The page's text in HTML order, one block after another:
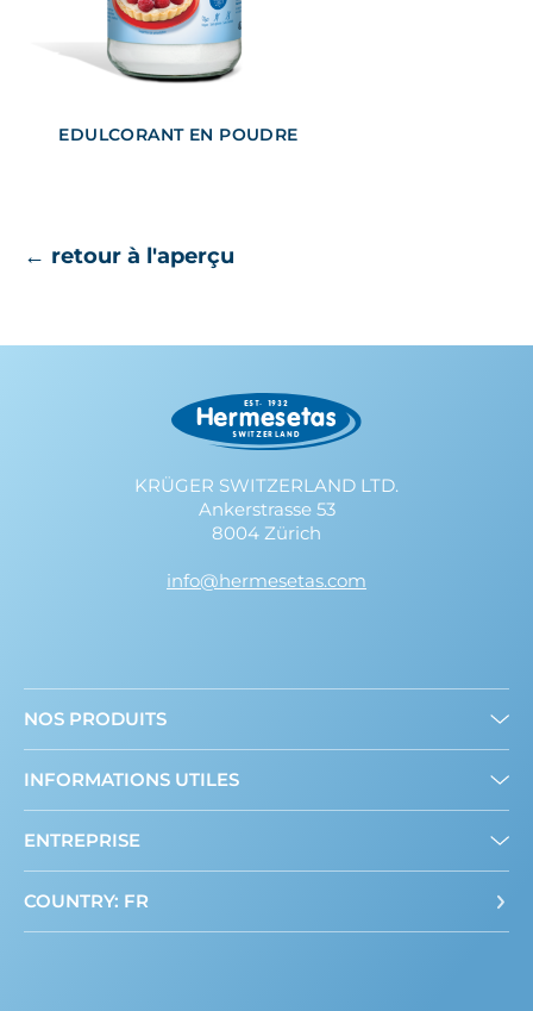
EDULCORANT EN POUDRE
← retour à l'aperçu
KRÜGER SWITZERLAND LTD.
Ankerstrasse 53
8004 Zürich
info@hermesetas.com
NOS PRODUITS
Edulcorant en poudre
INFORMATIONS UTILES
ENTREPRISE
COUNTRY: FR